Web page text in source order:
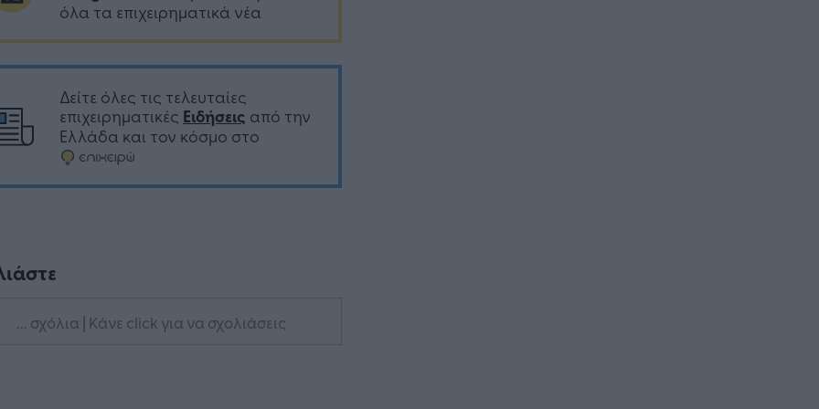
όλα τα επιχειρηματικά νέα
Δείτε όλες τις τελευταίες
επιχειρηματικές Ειδήσεις από την
Ελλάδα και τον κόσμο στο
... σχόλια | Κάνε click για να σχολιάσεις